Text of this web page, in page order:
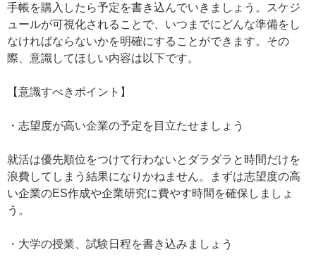
手帳を購入したら予定を書き込んでいきましょう。スケジ
ュールが可視化されることで、いつまでにどんな準備をし
なければならないかを明確にすることができます。その
際、意識してほしい内容は以下です。
【意識すべきポイント】
・志望度が高い企業の予定を目立たせましょう
就活は優先順位をつけて行わないとダラダラと時間だけを
浪費してしまう結果になりかねません。まずは志望度の高
い企業のES作成や企業研究に費やす時間を確保しましょ
う。
・大学の授業、試験日程を書き込みましょう